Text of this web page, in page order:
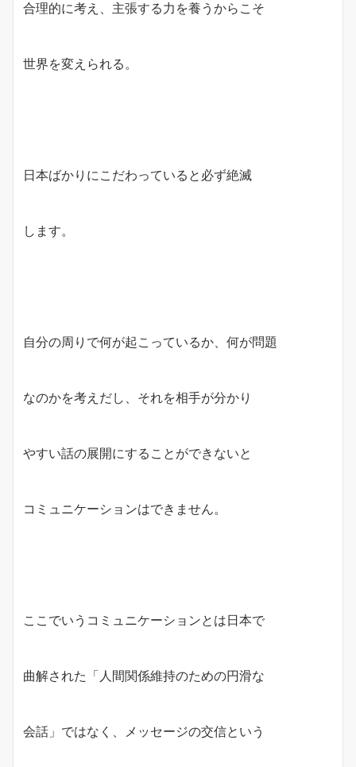
合理的に考え、主張する力を養うからこそ
世界を変えられる。
日本ばかりにこだわっていると必ず絶滅
します。
自分の周りで何が起こっているか、何が問題
なのかを考えだし、それを相手が分かり
やすい話の展開にすることができないと
コミュニケーションはできません。
ここでいうコミュニケーションとは日本で
曲解された「人間関係維持のための円滑な
会話」ではなく、メッセージの交信という